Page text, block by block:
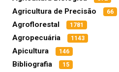
Agricultura de Precisão 66
Agroflorestal 1781
Agropecuária 1143
Apicultura 146
Bibliografia 15